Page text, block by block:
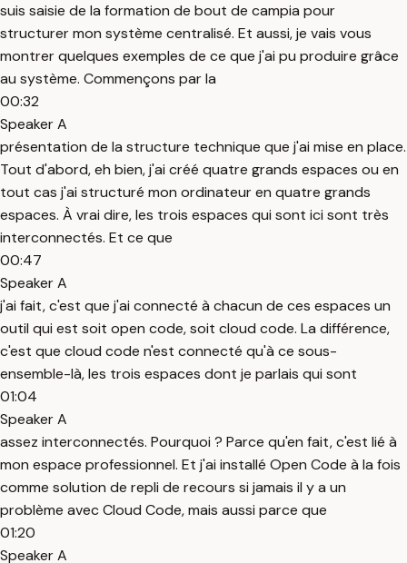
suis saisie de la formation de bout de campia pour
structurer mon système centralisé. Et aussi, je vais vous
montrer quelques exemples de ce que j'ai pu produire grâce
au système. Commençons par la
00:32
Speaker A
présentation de la structure technique que j'ai mise en place.
Tout d'abord, eh bien, j'ai créé quatre grands espaces ou en
tout cas j'ai structuré mon ordinateur en quatre grands
espaces. À vrai dire, les trois espaces qui sont ici sont très
interconnectés. Et ce que
00:47
Speaker A
j'ai fait, c'est que j'ai connecté à chacun de ces espaces un
outil qui est soit open code, soit cloud code. La différence,
c'est que cloud code n'est connecté qu'à ce sous-
ensemble-là, les trois espaces dont je parlais qui sont
01:04
Speaker A
assez interconnectés. Pourquoi ? Parce qu'en fait, c'est lié à
mon espace professionnel. Et j'ai installé Open Code à la fois
comme solution de repli de recours si jamais il y a un
problème avec Cloud Code, mais aussi parce que
01:20
Speaker A